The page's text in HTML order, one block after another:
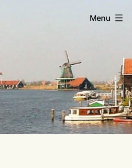
Menu